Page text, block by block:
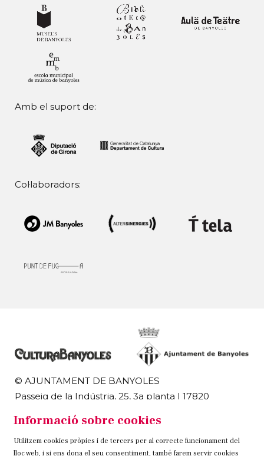
Amb el suport de:
Col·laboradors:
© AJUNTAMENT DE BANYOLES
Passeig de la Indústria, 25, 3a planta | 17820
972 58 18 48 | 972 57 00 50
Sitemap Avís Legal Ús de Cookies Contacteu
Informació sobre cookies
Utilitzem cookies pròpies i de tercers per al correcte funcionament del
lloc web, i si ens dona el seu consentiment, també farem servir cookies